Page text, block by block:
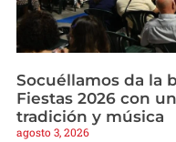
Socuéllamos da la
Fiestas 2026 con
tradición y música
agosto 3, 2026